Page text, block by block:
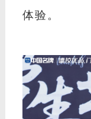
体验。